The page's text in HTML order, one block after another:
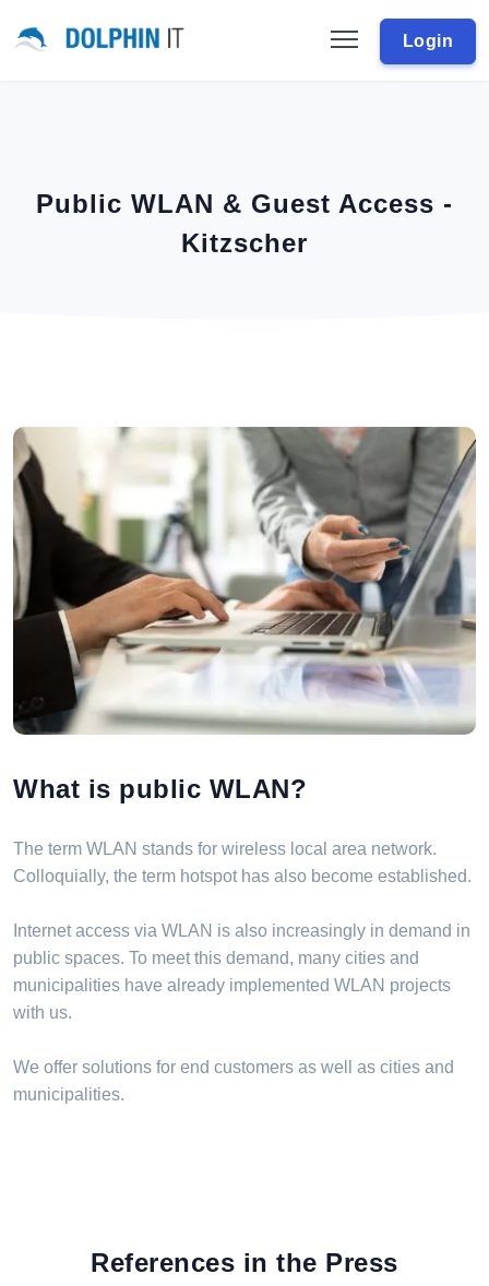
Login
Public WLAN & Guest Access -
Kitzscher
What is public WLAN?
The term WLAN stands for wireless local area network.
Colloquially, the term hotspot has also become established.
Internet access via WLAN is also increasingly in demand in
public spaces. To meet this demand, many cities and
municipalities have already implemented WLAN projects
with us.
We offer solutions for end customers as well as cities and
municipalities.
References in the Press